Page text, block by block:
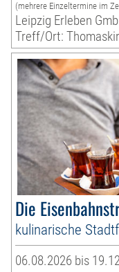
(mehrere Einzeltermine im
Leipzig Erleben
Treff/Ort:
Die
kulinarische
06.08.2026 bis